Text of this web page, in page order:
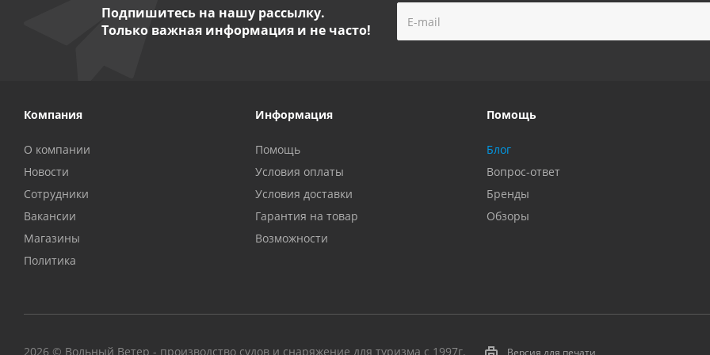
Подпишитесь на нашу рассылку.
Только важная информация и не часто!
Компания
О компании
Новости
Сотрудники
Вакансии
Магазины
Политика
Информация
Помощь
Условия оплаты
Условия доставки
Гарантия на товар
Возможности
Помощь
Блог
Вопрос-ответ
Бренды
Обзоры
2026 © Вольный Ветер - производство судов и снаряжение для туризма с 1997г. Версия для печати